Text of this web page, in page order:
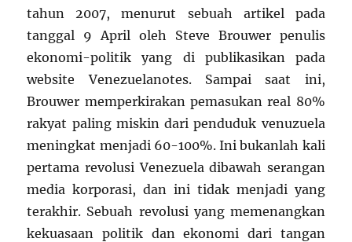
tahun 2007, menurut sebuah artikel pada
tanggal 9 April oleh Steve Brouwer penulis
ekonomi-politik yang di publikasikan pada
website Venezuelanotes. Sampai saat ini,
Brouwer memperkirakan pemasukan real 80%
rakyat paling miskin dari penduduk venuzuela
meningkat menjadi 60-100%. Ini bukanlah kali
pertama revolusi Venezuela dibawah serangan
media korporasi, dan ini tidak menjadi yang
terakhir. Sebuah revolusi yang memenangkan
kekuasaan politik dan ekonomi dari tangan